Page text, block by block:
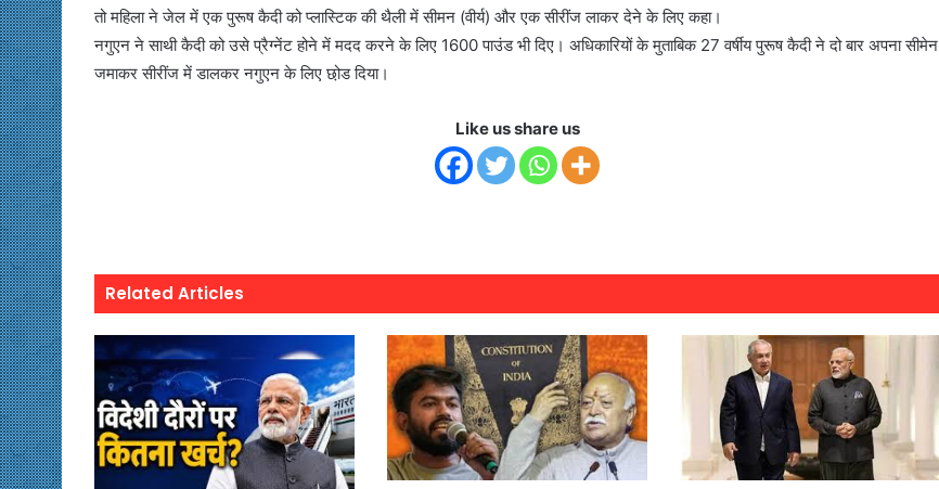
तो महिला ने जेल में एक पुरूष कैदी को प्लास्टिक की थैली में सीमन (वीर्य) और एक सीरींज लाकर देने के लिए कहा।
नगुएन ने साथी कैदी को उसे प्रैग्नेंट होने में मदद करने के लिए 1600 पाउंड भी दिए। अधिकारियों के मुताबिक 27 वर्षीय पुरूष कैदी ने दो बार अपना सीमेन
जमाकर सीरींज में डालकर नगुएन के लिए छो़ड दिया।
Like us share us
Related Articles